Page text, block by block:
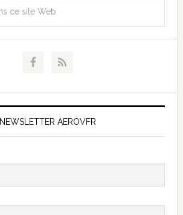
NEWSLETTER AEROVFR